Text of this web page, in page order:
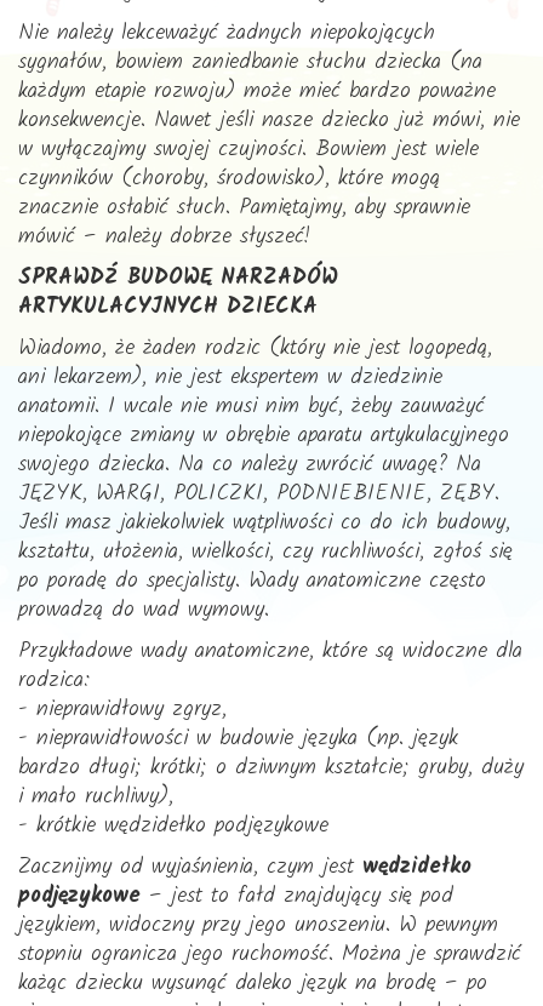
Nie należy lekceważyć żadnych niepokojących
sygnałów, bowiem zaniedbanie słuchu dziecka (na
każdym etapie rozwoju) może mieć bardzo poważne
konsekwencje. Nawet jeśli nasze dziecko już mówi, nie
w wyłączajmy swojej czujności. Bowiem jest wiele
czynników (choroby, środowisko), które mogą
znacznie osłabić słuch. Pamiętajmy, aby sprawnie
mówić – należy dobrze słyszeć!
SPRAWDŹ BUDOWĘ NARZADÓW
ARTYKULACYJNYCH DZIECKA
Wiadomo, że żaden rodzic (który nie jest logopedą,
ani lekarzem), nie jest ekspertem w dziedzinie
anatomii. I wcale nie musi nim być, żeby zauważyć
niepokojące zmiany w obrębie aparatu artykulacyjnego
swojego dziecka. Na co należy zwrócić uwagę? Na
JĘZYK, WARGI, POLICZKI, PODNIEBIENIE, ZĘBY.
Jeśli masz jakiekolwiek wątpliwości co do ich budowy,
kształtu, ułożenia, wielkości, czy ruchliwości, zgłoś się
po poradę do specjalisty. Wady anatomiczne często
prowadzą do wad wymowy.
Przykładowe wady anatomiczne, które są widoczne dla
rodzica:
- nieprawidłowy zgryz,
- nieprawidłowości w budowie języka (np. język
bardzo długi; krótki; o dziwnym kształcie; gruby, duży
i mało ruchliwy),
- krótkie wędzidełko podjęzykowe
Zacznijmy od wyjaśnienia, czym jest wędzidełko
podjęzykowe – jest to fałd znajdujący się pod
językiem, widoczny przy jego unoszeniu. W pewnym
stopniu ogranicza jego ruchomość. Można je sprawdzić
każąc dziecku wysunąć daleko język na brodę – po